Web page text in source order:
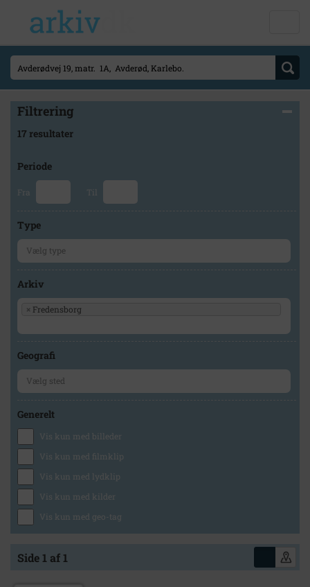
Filtrering
17 resultater
Periode
Fra Til
Type
Arkiv
× Fredensborg
Geografi
Generelt
Vis kun med billeder
Vis kun med filmklip
Vis kun med lydklip
Vis kun med kilder
Vis kun med geo-tag
Side 1 af 1